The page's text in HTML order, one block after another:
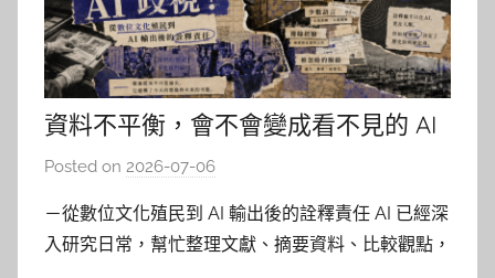
資料不平衡，會不會變成看不見的 AI
歧視？
Posted on 2026-07-06
柯
文
－從數位文化殖民到 AI 輸出後的詮釋責任 AI 已經深
入研究日常，幫忙整理文獻、摘要資料、比較觀點，